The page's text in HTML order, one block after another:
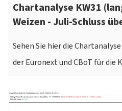
Chartanalyse KW31
Weizen - Juli-Schluss
Sehen Sie hier die
der Euronext und CBoT für die